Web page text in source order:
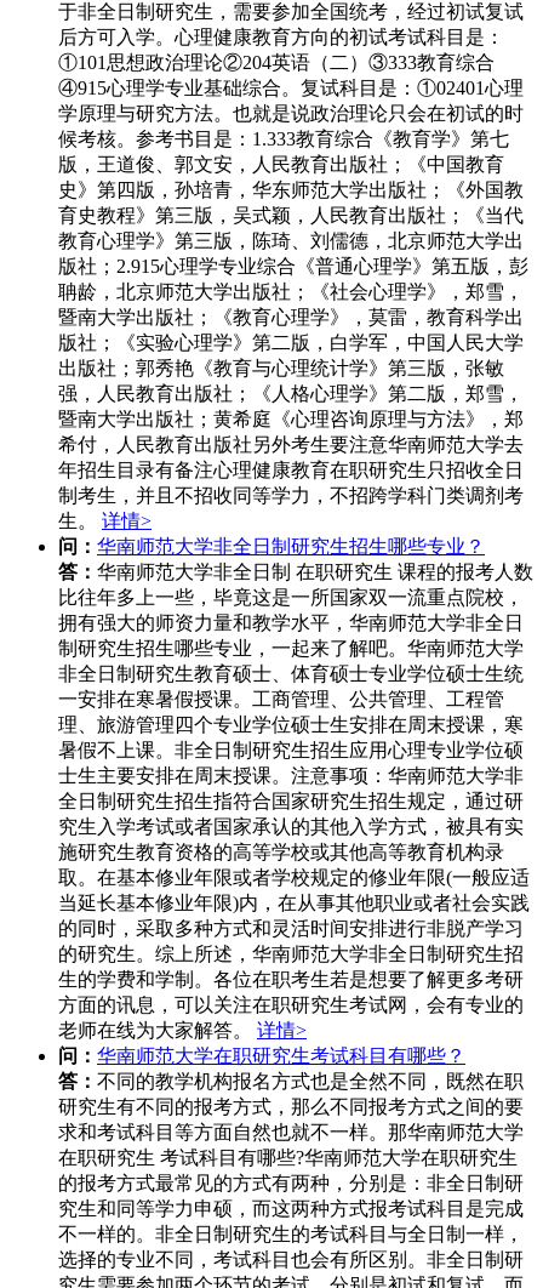
于非全日制研究生，需要参加全国统考，经过初试复试
后方可入学。心理健康教育方向的初试考试科目是：
①101思想政治理论②204英语（二）③333教育综合
④915心理学专业基础综合。复试科目是：①02401心理
学原理与研究方法。也就是说政治理论只会在初试的时
候考核。参考书目是：1.333教育综合《教育学》第七
版，王道俊、郭文安，人民教育出版社；《中国教育
史》第四版，孙培青，华东师范大学出版社；《外国教
育史教程》第三版，吴式颖，人民教育出版社；《当代
教育心理学》第三版，陈琦、刘儒德，北京师范大学出
版社；2.915心理学专业综合《普通心理学》第五版，彭
聃龄，北京师范大学出版社；《社会心理学》，郑雪，
暨南大学出版社；《教育心理学》，莫雷，教育科学出
版社；《实验心理学》第二版，白学军，中国人民大学
出版社；郭秀艳《教育与心理统计学》第三版，张敏
强，人民教育出版社；《人格心理学》第二版，郑雪，
暨南大学出版社；黄希庭《心理咨询原理与方法》，郑
希付，人民教育出版社另外考生要注意华南师范大学去
年招生目录有备注心理健康教育在职研究生只招收全日
制考生，并且不招收同等学力，不招跨学科门类调剂考
生。 详情>
问： 华南师范大学非全日制研究生招生哪些专业？
答： 华南师范大学非全日制 在职研究生 课程的报考人数
比往年多上一些，毕竟这是一所国家双一流重点院校，
拥有强大的师资力量和教学水平，华南师范大学非全日
制研究生招生哪些专业，一起来了解吧。华南师范大学
非全日制研究生教育硕士、体育硕士专业学位硕士生统
一安排在寒暑假授课。工商管理、公共管理、工程管
理、旅游管理四个专业学位硕士生安排在周末授课，寒
暑假不上课。非全日制研究生招生应用心理专业学位硕
士生主要安排在周末授课。注意事项：华南师范大学非
全日制研究生招生指符合国家研究生招生规定，通过研
究生入学考试或者国家承认的其他入学方式，被具有实
施研究生教育资格的高等学校或其他高等教育机构录
取。在基本修业年限或者学校规定的修业年限(一般应适
当延长基本修业年限)内，在从事其他职业或者社会实践
的同时，采取多种方式和灵活时间安排进行非脱产学习
的研究生。综上所述，华南师范大学非全日制研究生招
生的学费和学制。各位在职考生若是想要了解更多考研
方面的讯息，可以关注在职研究生考试网，会有专业的
老师在线为大家解答。 详情>
问： 华南师范大学在职研究生考试科目有哪些？
答： 不同的教学机构报名方式也是全然不同，既然在职
研究生有不同的报考方式，那么不同报考方式之间的要
求和考试科目等方面自然也就不一样。那华南师范大学
在职研究生 考试科目有哪些?华南师范大学在职研究生
的报考方式最常见的方式有两种，分别是：非全日制研
究生和同等学力申硕，而这两种方式报考试科目是完成
不一样的。非全日制研究生的考试科目与全日制一样，
选择的专业不同，考试科目也会有所区别。非全日制研